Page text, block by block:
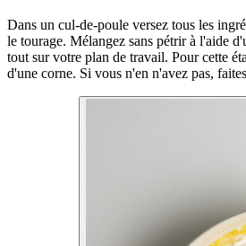
Dans un cul-de-poule versez tous les
le tourage. Mélangez sans pétrir à l'aide
tout sur votre plan de travail. Pour cette
d'une corne. Si vous n'en n'avez pas,